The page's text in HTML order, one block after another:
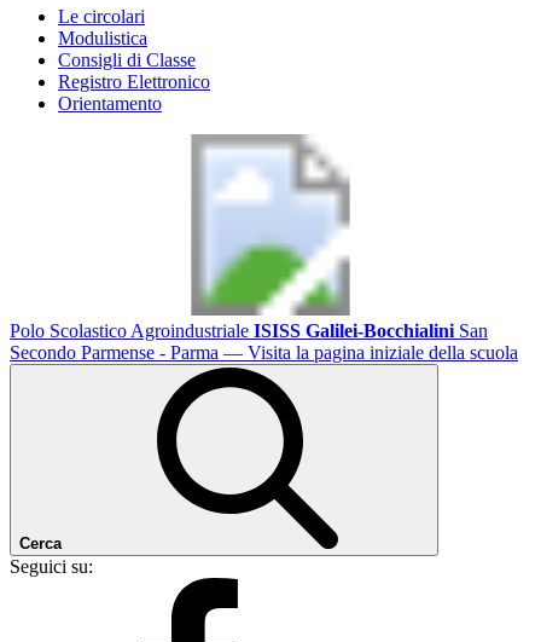
Le circolari
Modulistica
Consigli di Classe
Registro Elettronico
Orientamento
Polo Scolastico Agroindustriale ISISS Galilei-Bocchialini San
Secondo Parmense - Parma — Visita la pagina iniziale della scuola
Cerca
Seguici su: